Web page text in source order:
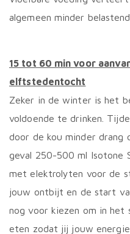
algemeen minder belastend.
15 tot 60 min voor
elftstedentocht
Zeker in de winter is het
voldoende te drinken.
door de kou minder drang
geval 250-500 ml Isotone
met elektrolyten voor de
jouw ontbijt en de start
nog voor kiezen om in
eten zodat jij jouw